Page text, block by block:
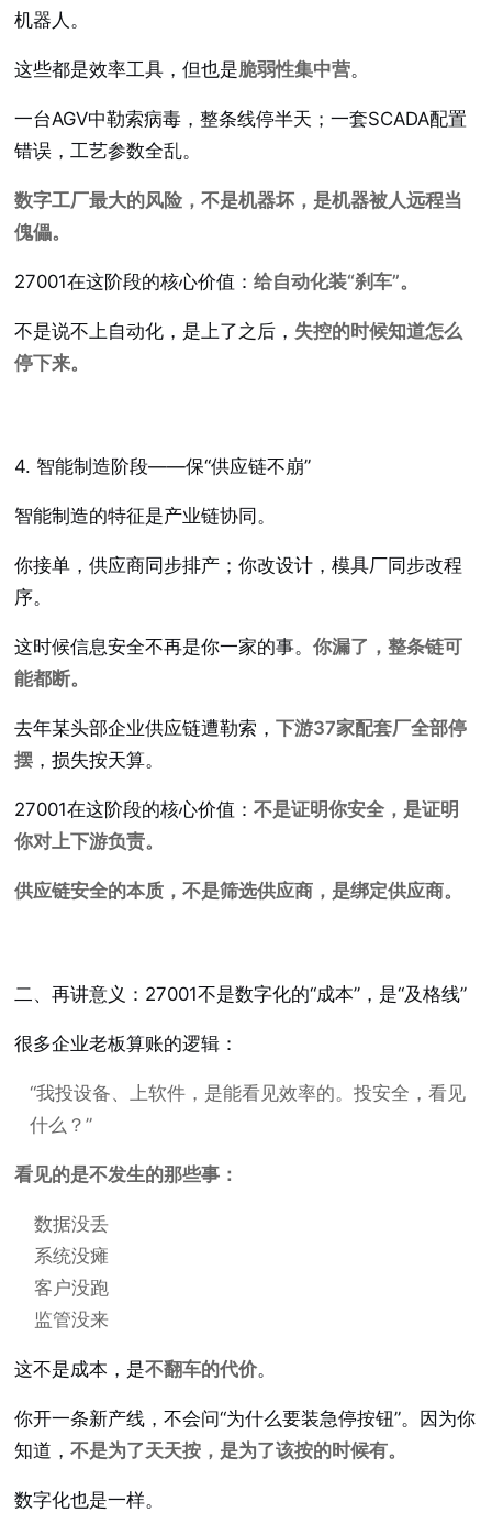
机器人。
这些都是效率工具，但也是脆弱性集中营。
一台AGV中勒索病毒，整条线停半天；一套SCADA配置
错误，工艺参数全乱。
数字工厂最大的风险，不是机器坏，是机器被人远程当
傀儡。
27001在这阶段的核心价值：给自动化装“刹车”。
不是说不上自动化，是上了之后， 失控的时候知道怎么
停下来。
4. 智能制造阶段——保“供应链不崩”
智能制造的特征是产业链协同。
你接单，供应商同步排产；你改设计，模具厂同步改程
序。
这时候信息安全不再是你一家的事。你漏了，整条链可
能都断。
去年某头部企业供应链遭勒索，下游37家配套厂全部停
摆 ，损失按天算。
27001在这阶段的核心价值：不是证明你安全，是证明
你对上下游负责。
供应链安全的本质，不是筛选供应商，是绑定供应商。
二、再讲意义：27001不是数字化的“成本”，是“及格线”
很多企业老板算账的逻辑：
“我投设备、上软件，是能看见效率的。投安全，看见
什么？”
看见的是不发生的那些事：
数据没丢
系统没瘫
客户没跑
监管没来
这不是成本，是不翻车的代价。
你开一条新产线，不会问“为什么要装急停按钮”。因为你
知道，不是为了天天按，是为了该按的时候有。
数字化也是一样。